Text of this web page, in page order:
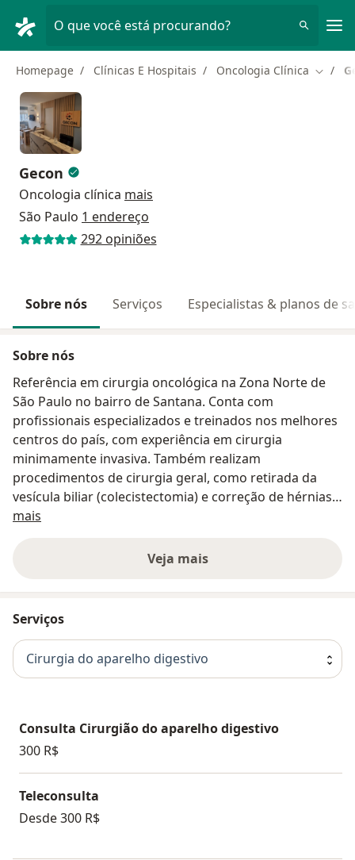
O que você está procurando?
Homepage Clínicas E Hospitais Oncologia Clínica Mudar
Gecon
Oncologia clínica mais
São Paulo 1 endereço
292 opiniões
Sobre nós Serviços Especialistas & planos de
Sobre nós
Referência em cirurgia oncológica na Zona Norte de
São Paulo no bairro de Santana. Conta com
profissionais especializados e treinados nos melhores
centros do país, com experiência em cirurgia
minimamente invasiva. Também realizam
procedimentos de cirurgia geral, como retirada da
vesícula biliar (colecistectomia) e correção de hérnias.
A clínica conta com uma especialista em Dor e equipe
mais
Veja mais
Serviços
Cirurgia do aparelho digestivo
Consulta Cirurgião do aparelho digestivo
300 R$
Teleconsulta
Desde 300 R$